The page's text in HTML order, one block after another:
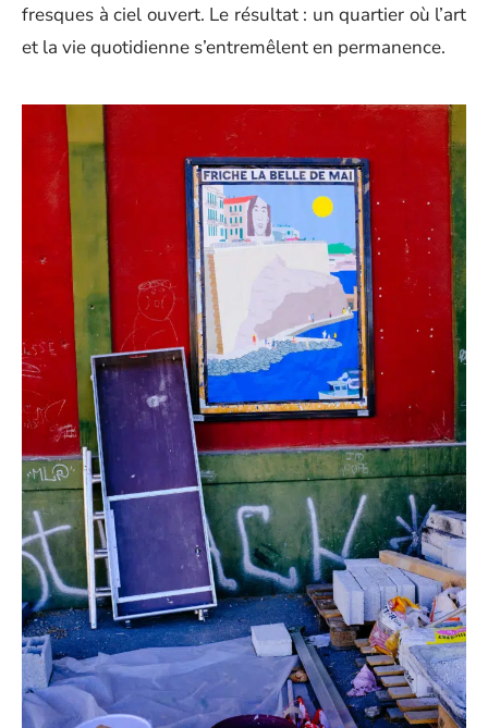
fresques à ciel ouvert. Le résultat : un quartier où l’art
et la vie quotidienne s’entremêlent en permanence.